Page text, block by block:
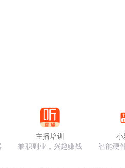
主播培训
兼职副业，兴趣赚钱
小
智能硬